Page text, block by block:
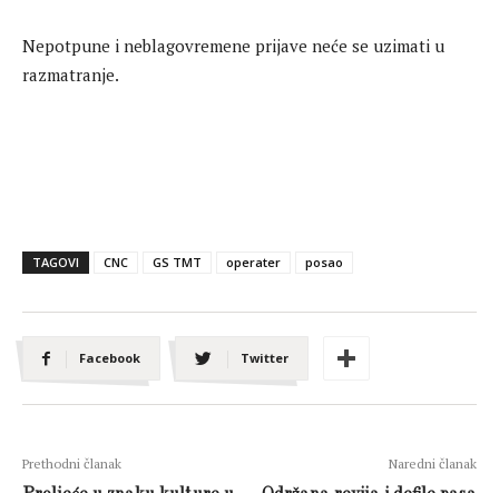
Nepotpune i neblagovremene prijave neće se uzimati u
razmatranje.
TAGOVI CNC GS TMT operater posao
Facebook Twitter
Prethodni članak Naredni članak